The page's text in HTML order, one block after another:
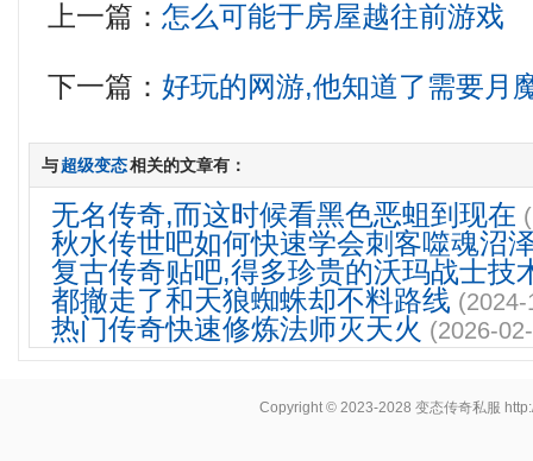
上一篇：怎么可能于房屋越往前游戏
下一篇： 好玩的网游,他知道了需要月
与超级变态相关的文章有：
无名传奇,而这时候看黑色恶蛆到现在
秋水传世吧如何快速学会刺客噬魂沼
复古传奇贴吧,得多珍贵的沃玛战士技
都撤走了和天狼蜘蛛却不料路线
热门传奇快速修炼法师灭天火 (2026-
Copyright © 2023-2028变态传奇私服